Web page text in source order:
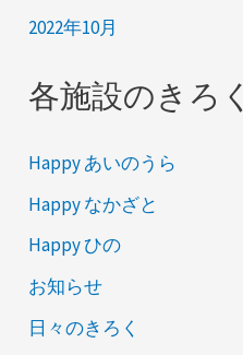
2022年10月
各施設のきろく
Happy あいのうら
Happy なかざと
Happy ひの
お知らせ
日々のきろく